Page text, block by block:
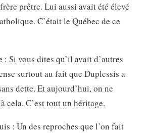
prêtre. Lui aussi avait été élevé
C’était le Québec de ce
: Si vous dites qu’il avait d’autres
surtout au fait que Duplessis a
dette. Et aujourd’hui, on ne
cela. C’est tout un héritage.
: Un des reproches que l’on fait